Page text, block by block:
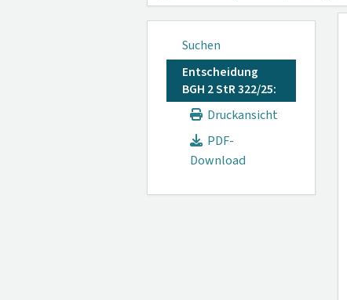
Suchen
Entscheidung
BGH 2 StR 322/25:
Druckansicht
PDF-
Download